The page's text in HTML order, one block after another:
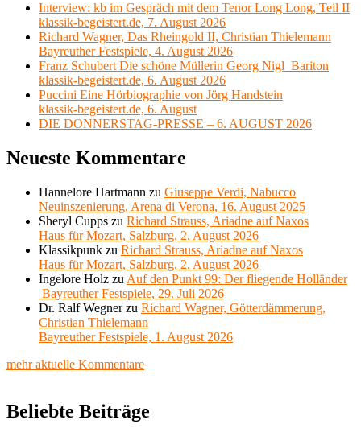
Interview: kb im Gespräch mit dem Tenor Long Long, Teil II
klassik-begeistert.de, 7. August 2026
Richard Wagner, Das Rheingold II, Christian Thielemann
Bayreuther Festspiele, 4. August 2026
Franz Schubert Die schöne Müllerin Georg Nigl Bariton
klassik-begeistert.de, 6. August 2026
Puccini Eine Hörbiographie von Jörg Handstein
klassik-begeistert.de, 6. August
DIE DONNERSTAG-PRESSE – 6. AUGUST 2026
Neueste Kommentare
Hannelore Hartmann zu Giuseppe Verdi, Nabucco
Neuinszenierung, Arena di Verona, 16. August 2025
Sheryl Cupps zu Richard Strauss, Ariadne auf Naxos
Haus für Mozart, Salzburg, 2. August 2026
Klassikpunk zu Richard Strauss, Ariadne auf Naxos
Haus für Mozart, Salzburg, 2. August 2026
Ingelore Holz zu Auf den Punkt 99: Der fliegende Holländer
Bayreuther Festspiele, 29. Juli 2026
Dr. Ralf Wegnerzu Richard Wagner, Götterdämmerung,
Christian Thielemann
Bayreuther Festspiele, 1. August 2026
mehr aktuelle Kommentare
Beliebte Beiträge